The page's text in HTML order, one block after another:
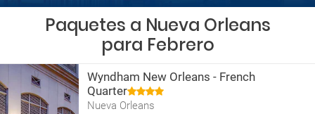
Paquetes a Nueva Orleans
para Febrero
Wyndham New Orleans - French
Quarter
Nueva Orleans